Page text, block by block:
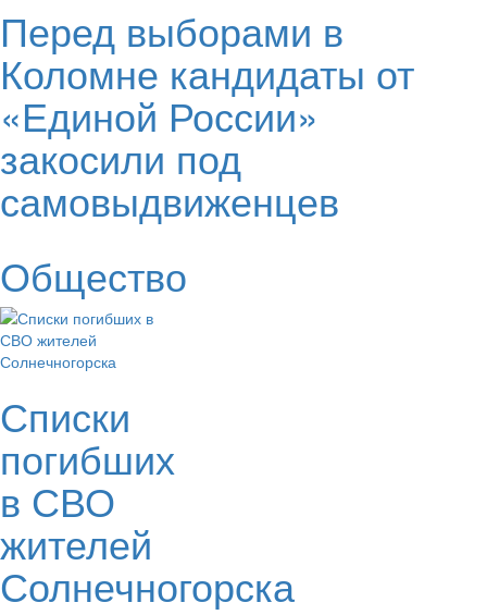
Перед выборами в
Коломне кандидаты от
«Единой России»
закосили под
самовыдвиженцев
Общество
Списки
погибших
в СВО
жителей
Солнечногорска